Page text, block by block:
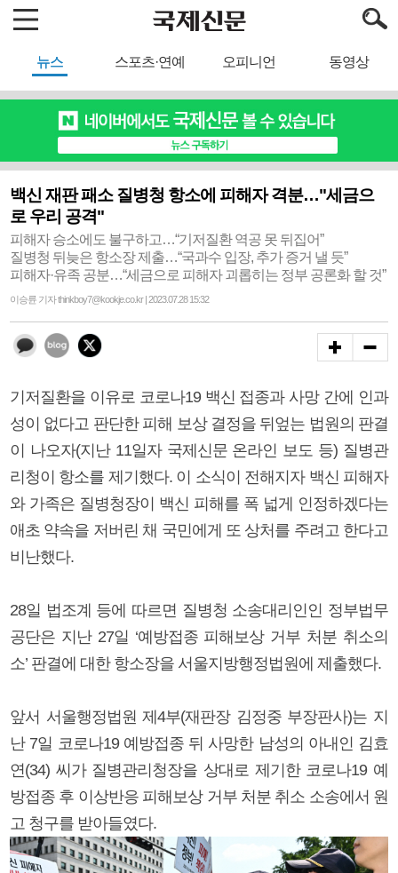
뉴스 스포츠·연예 오피니언 동영상
백신 재판 패소 질병청 항소에 피해자 격분…"세금으
로 우리 공격"
피해자 승소에도 불구하고…“기저질환 역공 못 뒤집어”
질병청 뒤늦은 항소장 제출…“국과수 입장, 추가 증거 낼 듯”
피해자·유족 공분…“세금으로 피해자 괴롭히는 정부 공론화 할 것”
이승륜 기자 thinkboy7@kookje.co.kr | 2023.07.28 15:32
기저질환을 이유로 코로나19 백신 접종과 사망 간에 인과
성이 없다고 판단한 피해 보상 결정을 뒤엎는 법원의 판결
이 나오자(지난 11일자 국제신문 온라인 보도 등) 질병관
리청이 항소를 제기했다. 이 소식이 전해지자 백신 피해자
와 가족은 질병청장이 백신 피해를 폭 넓게 인정하겠다는
애초 약속을 저버린 채 국민에게 또 상처를 주려고 한다고
비난했다.
28일 법조계 등에 따르면 질병청 소송대리인인 정부법무
공단은 지난 27일 ‘예방접종 피해보상 거부 처분 취소의
소’ 판결에 대한 항소장을 서울지방행정법원에 제출했다.
앞서 서울행정법원 제4부(재판장 김정중 부장판사)는 지
난 7일 코로나19 예방접종 뒤 사망한 남성의 아내인 김효
연(34) 씨가 질병관리청장을 상대로 제기한 코로나19 예
방접종 후 이상반응 피해보상 거부 처분 취소 소송에서 원
고 청구를 받아들였다.